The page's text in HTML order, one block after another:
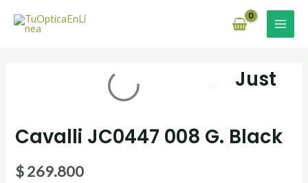
Just
Cavalli JC0447 008 G. Black
$269.800